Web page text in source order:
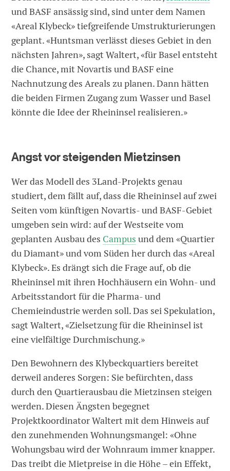
und BASF ansässig sind, sind unter dem Namen
«Areal Klybeck» tiefgreifende Umstrukturierungen
geplant. «Huntsman verlässt dieses Gebiet in den
nächsten Jahren», sagt Waltert, «für Basel entsteht
die Chance, mit Novartis und BASF eine
Nachnutzung des Areals zu planen. Dann hätten
die beiden Firmen Zugang zum Wasser und Basel
könnte die Idee der Rheininsel realisieren.»
Angst vor steigenden Mietzinsen
Wer das Modell des 3Land-Projekts genau
studiert, dem fällt auf, dass die Rheininsel auf zwei
Seiten vom künftigen Novartis- und BASF-Gebiet
umgeben sein wird: auf der Westseite vom
geplanten Ausbau des Campus und dem «Quartier
du Diamant» und vom Süden her durch das «Areal
Klybeck». Es drängt sich die Frage auf, ob die
Rheininsel mit ihren Hochhäusern ein Wohn- und
Arbeitsstandort für die Pharma- und
Chemieindustrie werden soll. Das sei Spekulation,
sagt Waltert, «Zielsetzung für die Rheininsel ist
eine vielfältige Durchmischung.»
Den Bewohnern des Klybeckquartiers bereitet
derweil anderes Sorgen: Sie befürchten, dass
durch den Quartierausbau die Mietzinsen steigen
werden. Diesen Ängsten begegnet
Projektkoordinator Waltert mit dem Hinweis auf
den zunehmenden Wohnungs­mangel: «Ohne
Wohungsbau wird der Wohnraum immer knapper.
Das treibt die Mietpreise in die Höhe – ein Effekt,